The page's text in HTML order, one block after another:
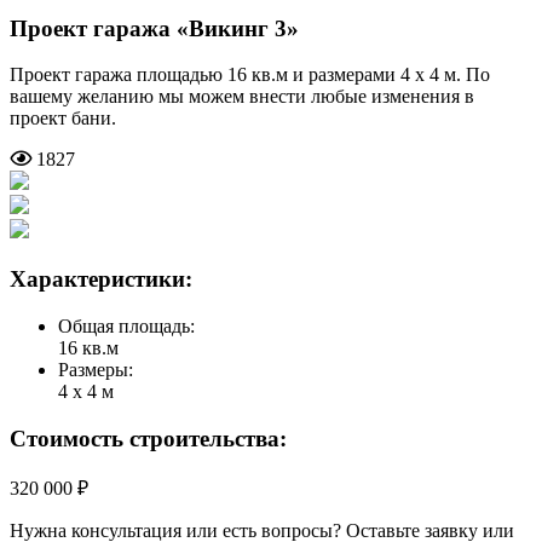
Проект гаража «Викинг 3»
Проект гаража площадью 16 кв.м и размерами 4 х 4 м. По
вашему желанию мы можем внести любые изменения в
проект бани.
1827
Характеристики:
Общая площадь:
16 кв.м
Размеры:
4 х 4 м
Стоимость строительства:
320 000 ₽
Нужна консультация или есть вопросы? Оставьте заявку или